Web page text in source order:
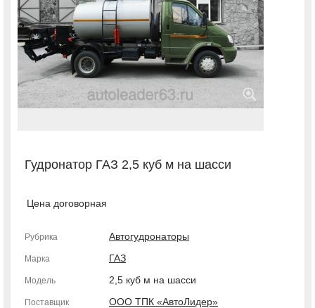
Гудронатор ГАЗ 2,5 куб м на шасси
Цена договорная
Рубрика Автогудронаторы
Марка ГАЗ
Модель 2,5 куб м на шасси
Поставщик ООО ТПК «АвтоЛидер»